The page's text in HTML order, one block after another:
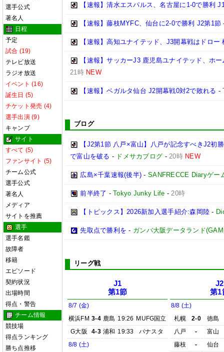
選手公式
著名人
日程
予定
試合 (19)
テレビ放送
ラジオ放送
イベント (16)
誕生日 (5)
チケット発売 (4)
選手出演 (9)
キャンプ
サイト
すべて (5)
ファンサイト (5)
チーム公式
選手公式
著名人
メディア
サイトを推薦
選手
選手名鑑
故障者
移籍
エピソード
契約状況
出場時間
得点・警告
チーム情報
競技場
得点ランキング
勝ち点推移
【速報】清水エスパルス、名古屋に1-0で勝利
【速報】藤枝MYFC、仙台に2-0で勝利 J2第1節
【速報】高知ユナイテッド、J3開幕戦はドロ
【速報】サッカーJ3 鹿児島ユナイテッド、ホ
21時 NEW
【速報】ベガルタ仙台 J2開幕戦0対2で敗れる -
ブログ
【J2第1節 八戸×富山】八戸が記念すべきJ2初
で富山を破る - ドメサカブログ -20時 NEW
広島×千葉速報(後半) -SANFRECCE Diaryゲー
前半終了 -Tokyo Junky Life -20時
【トピックス】2026新加入選手紹介:森岡陸 -
先取点で勝利を - ガンバ大阪データランド
リーグ戦
J1
第1節
8/7 (金)
横浜FM 3-4 鹿島 19:26 MUFG国立
G大阪
4-3 浦和 19:33
パナスタ
8/8 (土)
J2
第1
8/8 (土)
札幌
2-0
徳島
八戸
-
富山
藤枝
-
仙台